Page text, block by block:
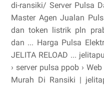
di-ransiki/ Server Pulsa
Master Agen Jualan
dan token listrik pln
dan ... Harga Pulsa
JELITA RELOAD ...
› server pulsa ppob ›
Murah Di Ransiki |